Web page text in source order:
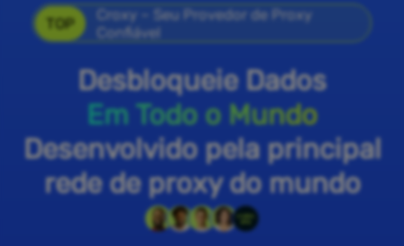
TOP
Croxy – Seu Provedor de Proxy
Confiável
Desbloqueie Dados
Em Todo o Mundo
Desenvolvido pela principal
rede de proxy do mundo